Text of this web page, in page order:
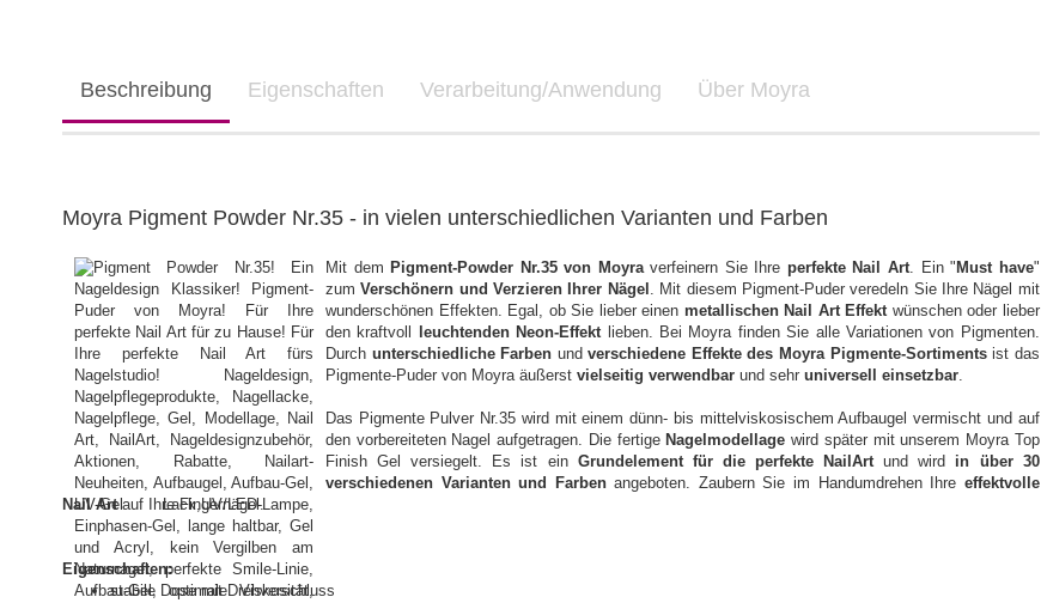
Beschreibung Eigenschaften Verarbeitung/Anwendung Über Moyra
Moyra Pigment Powder Nr.35 - in vielen unterschiedlichen Varianten und Farben
Mit dem Pigment-Powder Nr.35 von Moyraverfeinern Sie Ihre perfekte Nail Art. Ein " Must have"
zumVerschönern und Verzieren Ihrer Nägel . Mit diesem Pigment-Puder veredeln Sie Ihre Nägel mit
wunderschönen Effekten. Egal, ob Sie lieber einen metallischen Nail Art Effektwünschen oder lieber
den kraftvoll
leuchtenden Neon-Effektlieben. Bei Moyra finden Sie alle Variationen von Pigmenten.
Durch unterschiedliche Farben undverschiedene Effekte des Moyra Pigmente-Sortimentsist das
Pigmente-Puder von Moyra äußerst vielseitig verwendbar und sehr universell einsetzbar.
Das Pigmente Pulver Nr.35 wird mit einem dünn- bis mittelviskosischem Aufbaugel vermischt und auf
den vorbereiteten Nagel aufgetragen. Die fertige Nagelmodellagewird später mit unserem Moyra Top
Finish Gel versiegelt. Es ist ein Grundelement für die perfekte NailArtund wird in über 30
verschiedenen Varianten und Farbenangeboten. Zaubern Sie im Handumdrehen Ihre effektvolle
Nail Artauf Ihre Fingernägel.
Eigenschaften:
stabile Dose mit Drehverschluss